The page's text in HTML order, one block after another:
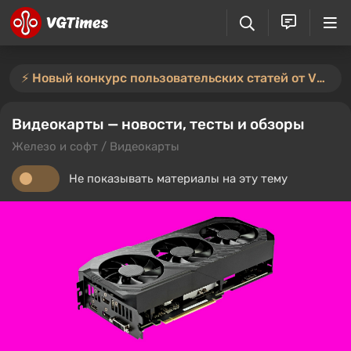
⚡️ Новый конкурс пользовательских статей от VGTimes — участвуйте тут ⚡️
Видеокарты — новости, тесты и обзоры
Железо и софт / Видеокарты
Не показывать материалы на эту тему